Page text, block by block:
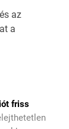
az
a
friss